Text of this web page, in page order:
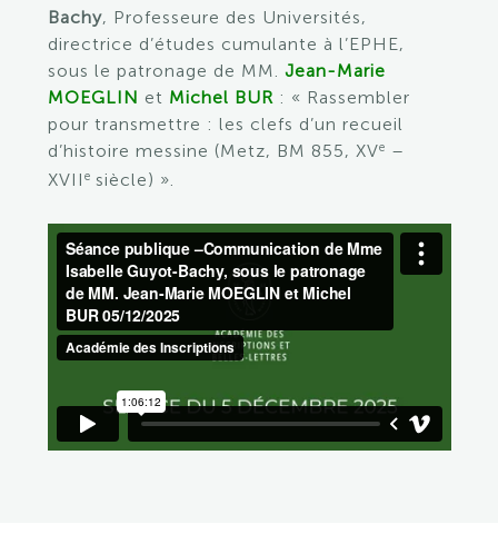
Bachy, Professeure des Universités,
directrice d’études cumulante à l’EPHE,
sous le patronage de MM. Jean-Marie
MOEGLIN et Michel BUR: « Rassembler
pour transmettre : les clefs d’un recueil
d’histoire messine (Metz, BM 855, XVe –
XVII e siècle) ».